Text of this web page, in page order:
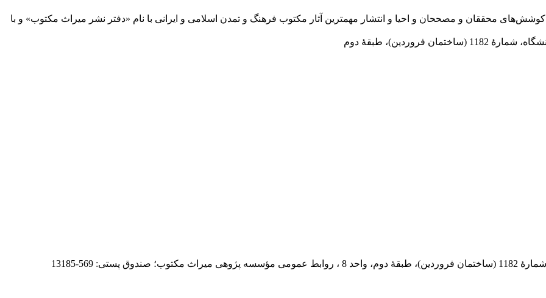
در سال 1372 ش به قصد حمایت از كوشش‌های محققان و مصححان و احیا و انتشار مهمترین آثار مكتوب فرهنگ و تمدن اسلامی و ایرانی با نام «دفتر نشر میراث مكتوب» و با
طبقۀ دوم
569-13185